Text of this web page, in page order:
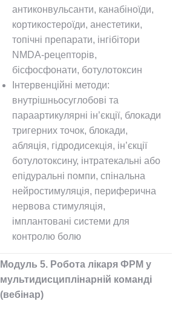
антиконвульсанти, канабіноїди,
кортикостероїди, анестетики,
топічні препарати, інгібітори
NMDA-рецепторів,
бісфосфонати, ботулотоксин
Інтервенційні методи:
внутрішньосуглобові та
параартикулярні ін’єкції, блокади
тригерних точок, блокади,
абляція, гідродисекція, ін’єкції
ботулотоксину, інтратекальні або
епідуральні помпи, спінальна
нейростимуляція, периферична
нервова стимуляція,
імплантовані системи для
контролю болю
Модуль 5. Робота лікаря ФРМ у
мультидисциплінарній команді
(вебінар)